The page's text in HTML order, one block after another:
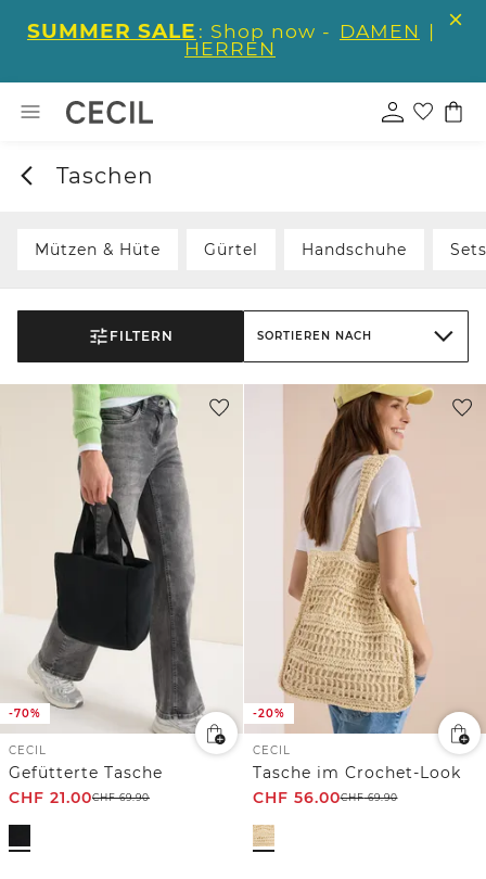
SUMMER SALE : Shop now - DAMEN |
HERREN
Taschen
Mützen & Hüte Gürtel Handschuhe Sets
FILTERN SORTIEREN NACH
-70%
CECIL
Gefütterte Tasche
CHF 21.00CHF69.90
-20%
CECIL
Tasche im Crochet-Look
CHF 56.00CHF69.90